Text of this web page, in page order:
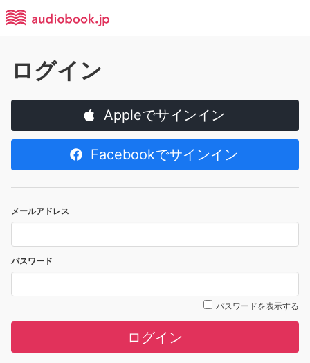
ログイン
Appleでサインイン
Facebookでサインイン
メールアドレス
パスワード
パスワードを表示する
ログイン